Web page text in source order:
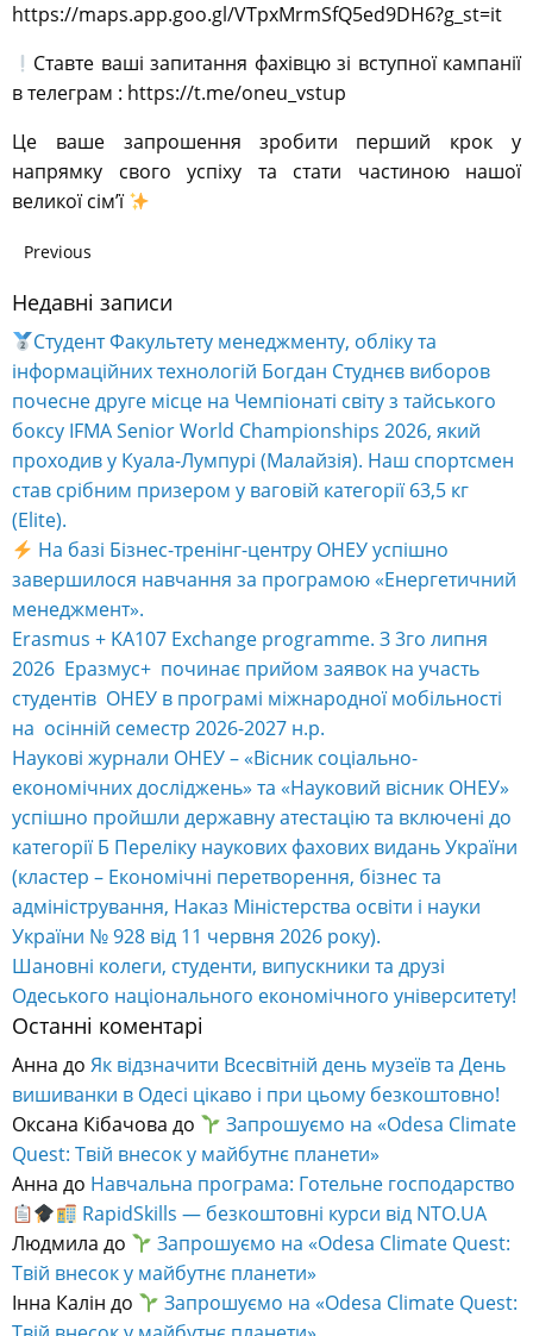
https://maps.app.goo.gl/VTpxMrmSfQ5ed9DH6?g_st=it
Ставте ваші запитання фахівцю зі вступної кампанії
в телеграм : https://t.me/oneu_vstup
Це ваше запрошення зробити перший крок у
напрямку свого успіху та стати частиною нашої
великої сім’ї
Previous
Недавні записи
Студент Факультету менеджменту, обліку та
інформаційних технологій Богдан Студнєв виборов
почесне друге місце на Чемпіонаті світу з тайського
боксу IFMA Senior World Championships 2026, який
проходив у Куала-Лумпурі (Малайзія). Наш спортсмен
став срібним призером у ваговій категорії 63,5 кг
(Elite).
На базі Бізнес-тренінг-центру ОНЕУ успішно
завершилося навчання за програмою «Енергетичний
менеджмент».
Erasmus + KA107 Exchange programme. З 3го липня
2026 Еразмус+ починає прийом заявок на участь
студентів ОНЕУ в програмі міжнародної мобільності
на осінній семестр 2026-2027 н.р.
Наукові журнали ОНЕУ – «Вісник соціально-
економічних досліджень» та «Науковий вісник ОНЕУ»
успішно пройшли державну атестацію та включені до
категорії Б Переліку наукових фахових видань України
(кластер – Економічні перетворення, бізнес та
адміністрування, Наказ Міністерства освіти і науки
України № 928 від 11 червня 2026 року).
Шановні колеги, студенти, випускники та друзі
Одеського національного економічного університету!
Останні коментарі
Анна до Як відзначити Всесвітній день музеїв та День
вишиванки в Одесі цікаво і при цьому безкоштовно!
Оксана Кібачова до
Запрошуємо на «Odesa Climate
Quest: Твій внесок у майбутнє планети»
Анна до Навчальна програма: Готельне господарство
RapidSkills — безкоштовні курси від NTO.UA
Людмила до
Запрошуємо на «Odesa Climate Quest:
Твій внесок у майбутнє планети»
Інна Калін до
Запрошуємо на «Odesa Climate Quest: